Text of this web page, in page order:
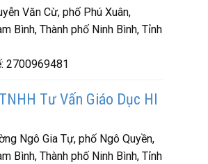
Văn Cừ, phố Phú Xuân,
Bình, Thành phố Ninh Bình, Tỉnh
2700969481
Tư Vấn Giáo Dục Hl
Ngô Gia Tự, phố Ngô Quyền,
Bình, Thành phố Ninh Bình, Tỉnh